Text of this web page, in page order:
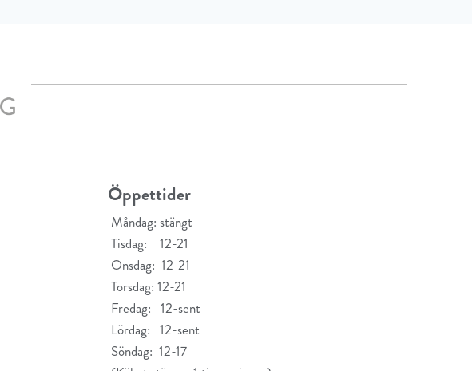
Öppettider
Måndag: stängt
Tisdag: 12-21
Onsdag: 12-21
Torsdag: 12-21
Fredag: 12-sent
Lördag: 12-sent
Söndag: 12-17